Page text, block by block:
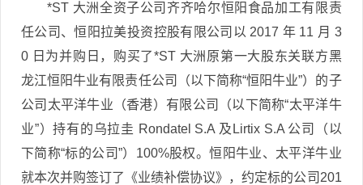
*ST 大洲全资子公司齐齐哈尔恒阳食品加工有限责
任公司、恒阳拉美投资控股有限公司以 2017 年 11 月 3
0 日为并购日，购买了*ST 大洲原第一大股东关联方黑
龙江恒阳牛业有限责任公司（以下简称“恒阳牛业”）的子
公司太平洋牛业（香港）有限公司（以下简称“太平洋牛
业”）持有的乌拉圭 Rondatel S.A 及Lirtix S.A 公司（以
下简称“标的公司”）100%股权。恒阳牛业、太平洋牛业
就本次并购签订了《业绩补偿协议》，约定标的公司201